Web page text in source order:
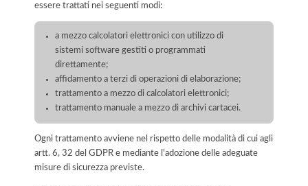
essere trattati nei seguenti modi:
a mezzo calcolatori elettronici con utilizzo di
sistemi software gestiti o programmati
direttamente;
affidamento a terzi di operazioni di elaborazione;
trattamento a mezzo di calcolatori elettronici;
trattamento manuale a mezzo di archivi cartacei.
Ogni trattamento avviene nel rispetto delle modalità di cui agli
artt. 6, 32 del GDPR e mediante l'adozione delle adeguate
misure di sicurezza previste.